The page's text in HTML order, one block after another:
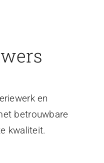
en
betrouwbare
kwaliteit.